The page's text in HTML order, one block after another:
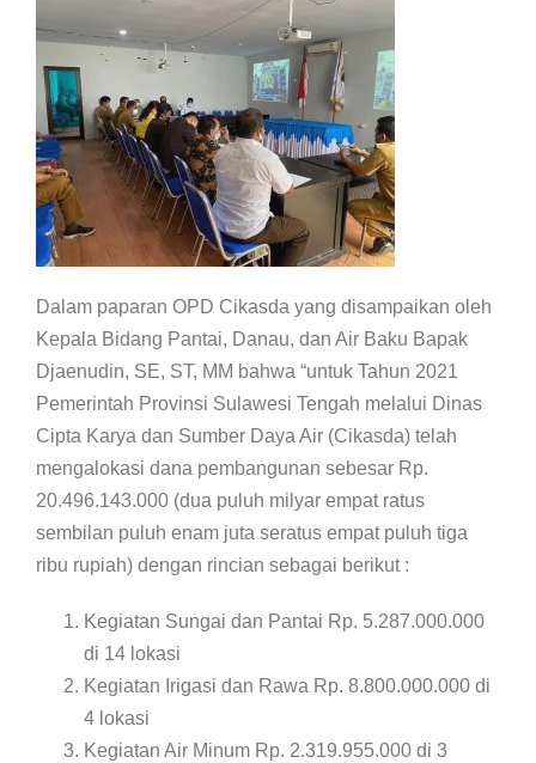
Dalam paparan OPD Cikasda yang disampaikan oleh
Kepala Bidang Pantai, Danau, dan Air Baku Bapak
Djaenudin, SE, ST, MM bahwa “untuk Tahun 2021
Pemerintah Provinsi Sulawesi Tengah melalui Dinas
Cipta Karya dan Sumber Daya Air (Cikasda) telah
mengalokasi dana pembangunan sebesar Rp.
20.496.143.000 (dua puluh milyar empat ratus
sembilan puluh enam juta seratus empat puluh tiga
ribu rupiah) dengan rincian sebagai berikut :
Kegiatan Sungai dan Pantai Rp. 5.287.000.000
di 14 lokasi
Kegiatan Irigasi dan Rawa Rp. 8.800.000.000 di
4 lokasi
Kegiatan Air Minum Rp. 2.319.955.000 di 3